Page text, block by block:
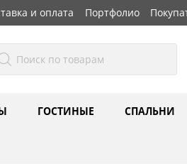
и оплата Портфолио
ГОСТИНЫЕ СПАЛЬНИ